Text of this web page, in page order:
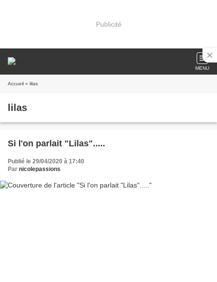
Publicité
MENU
Accueil » lilas
lilas
Si l'on parlait "Lilas".....
Publié le 29/04/2020 à 17:40
Par nicolepassions